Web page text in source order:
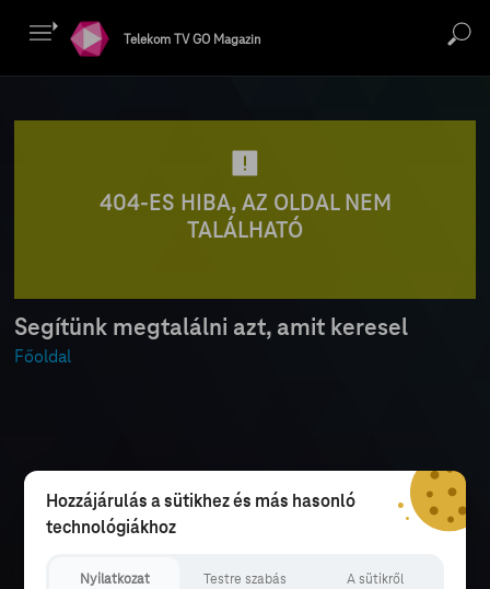
Telekom TV GO Magazin
404-ES HIBA, AZ OLDAL NEM
TALÁLHATÓ
Segítünk megtalálni azt, amit keresel
Főoldal
Hozzájárulás a sütikhez és más hasonló
technológiákhoz
Nyilatkozat Testre szabás A sütikről